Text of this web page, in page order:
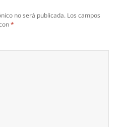
no será publicada. Los campos
*